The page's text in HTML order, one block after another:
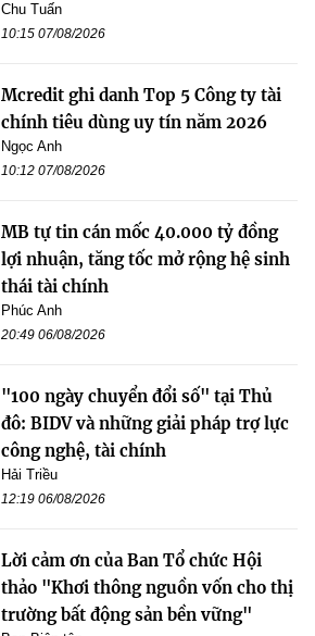
Chu Tuấn
10:15 07/08/2026
Mcredit ghi danh Top 5 Công ty tài
chính tiêu dùng uy tín năm 2026
Ngọc Anh
10:12 07/08/2026
MB tự tin cán mốc 40.000 tỷ đồng
lợi nhuận, tăng tốc mở rộng hệ sinh
thái tài chính
Phúc Anh
20:49 06/08/2026
"100 ngày chuyển đổi số" tại Thủ
đô: BIDV và những giải pháp trợ lực
công nghệ, tài chính
Hải Triều
12:19 06/08/2026
Lời cảm ơn của Ban Tổ chức Hội
thảo "Khơi thông nguồn vốn cho thị
trường bất động sản bền vững"